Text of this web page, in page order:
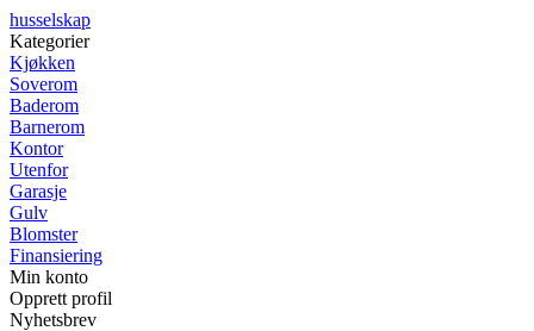
husselskap
Kategorier
Kjøkken
Soverom
Baderom
Barnerom
Kontor
Utenfor
Garasje
Gulv
Blomster
Finansiering
Min konto
Opprett profil
Nyhetsbrev